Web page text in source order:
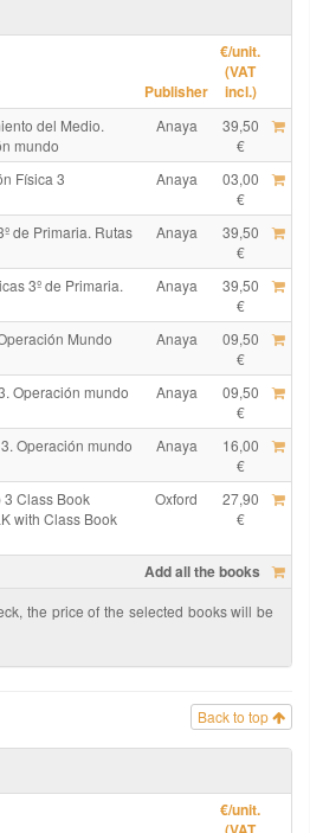
Publisher
€/unit.
(VAT
incl.)
del Medio.
mundo
Anaya
39,50
€
Física 3 Anaya
03,00
€
de Primaria. Rutas Anaya
39,50
€
3º de Primaria.
Anaya
39,50
€
Mundo Anaya
09,50
€
Operación mundo Anaya
09,50
€
Operación mundo Anaya
16,00
€
3 Class Book
with Class Book
Oxford
27,90
€
Add all the books
the price of the selected books will be
Back to top
€/unit.